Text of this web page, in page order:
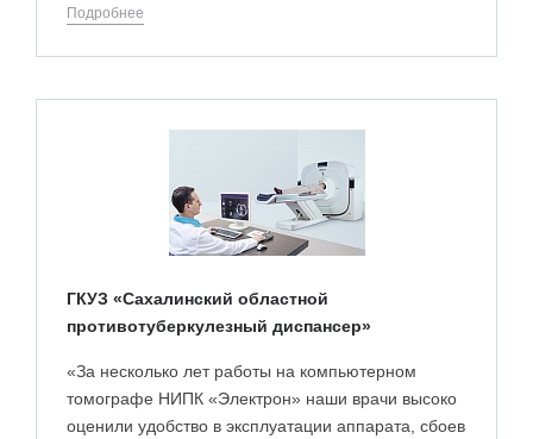
Подробнее
ГКУЗ «Сахалинский областной
противотуберкулезный диспансер»
«За несколько лет работы на компьютерном
томографе НИПК «Электрон» наши врачи высоко
оценили удобство в эксплуатации аппарата, сбоев